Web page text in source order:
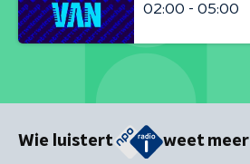
02:00 - 05:00
Wie luistert weet meer